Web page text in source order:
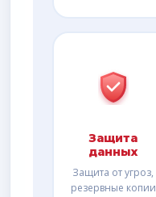
Защита
данных
Защита от угроз,
резервные копии